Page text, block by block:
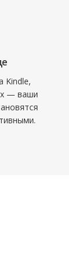
Kindle,
— ваши